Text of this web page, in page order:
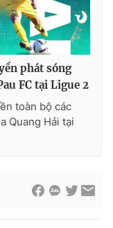
phát sóng
FC tại Ligue 2
toàn bộ các
Quang Hải tại